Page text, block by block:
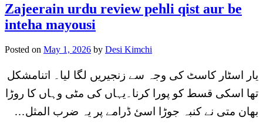
Zajeerain urdu review pehli qist aur be
inteha mayousi
Posted on May 1, 2026 by Desi Kimchi
یار اسٹار کاسٹ کی وجہ سے زنجیریں لگا لیا۔ اتنامشکل
تھا اسکی قسط کو پورا کرنا۔یہاں کی مٹی وہاں کا روڑا
بھان متی نے کنبہ جوڑا اسئ ڈرامے پر یہ ضرب المثل…